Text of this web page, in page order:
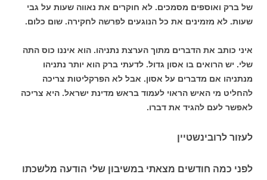
של ברק ואוספים מסמכים. לא חוקרים את נאווה שעות על גבי
שעות. לא מזמינים את כל הנוגעים לפרשה לחקירה. שום כלום.
איני כותב את הדברים מתוך הערצת נתניהו. הוא איננו כוס התה
שלי. יש הרואים בו אסון גדול. לדעתי ברק הוא יותר נתניהו
מנתניהו אם מדברים על אסון. אבל לא הפרקליטות צריכה
להחליט מי האיש הראוי לעמוד בראש מדינת ישראל. היא צריכה
לאפשר לעם להגיד את דברו.
לעזור לרובינשטיין
לפני כמה חודשים מצאתי במשיבון שלי הודעה מלשכתו